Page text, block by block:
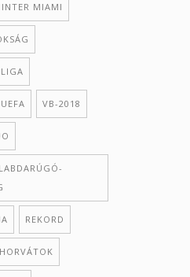
INTER MIAMI
UEFA VB-2018
REKORD
HORVÁTOK